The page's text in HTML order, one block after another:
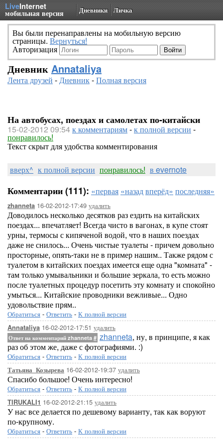
LiveInternet
мобильная версия Дневники Личка
Вы были перенаправлены на мобильную версию
страницы. Вернуться!
Авторизация
Дневник Annataliya
Лента друзей -Дневник-Полная версия
На автобусах, поездах и самолетах по-китайски
15-02-2012 09:54к комментариям-к полной версии -
понравилось!
Текст скрыт для удобства комментирования
вверх^ к полной версии понравилось! в evernote
Комментарии (111): «первая «назадвперёд» последняя»
zhanneta 16-02-2012-17:49 удалить
Доводилось несколько десятков раз ездить на китайских
поездах... впечатляет! Всегда чисто в вагонах, в купе стоят
урны, термосы с кипяченой водой, что в наших поездах
даже не снилось... Очень чистые туалеты - причем довольно
просторные, опять-таки не в пример нашим.. Также рядом с
туалетом в китайских поездах имеется еще одна "комната" -
там только умывальники и большие зеркала, то есть можно
после туалетных процедур посетить эту комнату и спокойно
умыться... Китайские проводники вежливые... Одно
удовольствие прям..
Обратиться - Ответить - К полной версии
Annataliya 16-02-2012-17:51 удалить
Ответ на комментарий zhanneta # zhanneta, ну, в принципе, я как
раз об этом же, даже с фотографиями. :)
Обратиться - Ответить - К полной версии
Татьяна_Козырева 16-02-2012-19:37 удалить
Спасибо большое! Очень интересно!
Обратиться - Ответить - К полной версии
TIRUKALI1 16-02-2012-21:15 удалить
У нас все делается по дешевому варианту, так как воруют
по-крупному.
Обратиться - Ответить - К полной версии